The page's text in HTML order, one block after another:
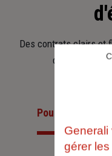
Des contrats clairs et
d’aujourd’hui
Pour les
Generali
gérer